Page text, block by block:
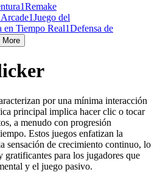
1Remake
Arcade1Juego del
en Tiempo Real1Defensa de
More
por una mínima interacción
principal implica hacer clic o tocar
a menudo con progresión
Estos juegos enfatizan la
sensación de crecimiento continuo, lo
para los jugadores que
y el juego pasivo.